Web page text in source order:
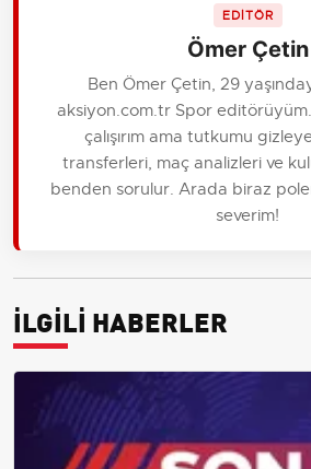
EDİTÖR
Ömer Çetin
Ben Ömer Çetin, 29
aksiyon.com.tr Spor
çalışırım ama tutkumu
transferleri, maç analizleri ve
benden sorulur. Arada biraz
severim!
İLGİLİ HABERLER